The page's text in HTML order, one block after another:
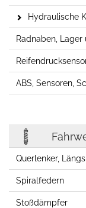
Hydraulische
Radnaben,
ABS, Sensoren,
Querlenker,
Spiralfedern
Stoßdämpfer